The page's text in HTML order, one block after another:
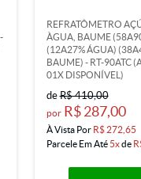
REFRATÔMETRO
ÀGUA, BAUME
(12A27% ÁGUA)
BAUME) - RT-90ATC
01X DISPONÍVEL)
de R$ 410,00
por R$ 287,00
À Vista Por R$ 272,65
Parcele Em Até 5xde